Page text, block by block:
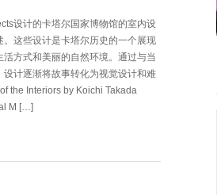
设计的卡塔尔国家博物馆的室内设
这些设计是卡塔尔历史的一个展现
方式和美丽的自然环境。通过与当
计逐渐将故事转化为视觉设计和难
the Interiors by Koichi Takada
M […]